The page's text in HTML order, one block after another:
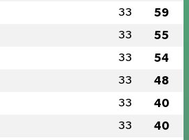
33 59
33 55
33 54
33 48
33 40
33 40